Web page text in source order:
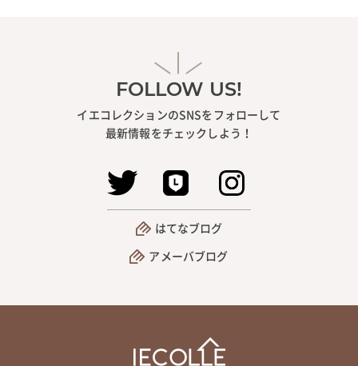
FOLLOW US!
イエコレクションのSNSをフォローして
最新情報をチェックしよう！
はてなブログ
アメーバブログ